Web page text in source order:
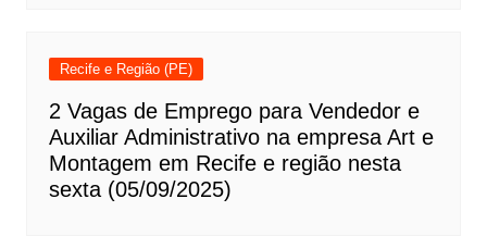
Recife e Região (PE)
2 Vagas de Emprego para Vendedor e
Auxiliar Administrativo na empresa Art e
Montagem em Recife e região nesta
sexta (05/09/2025)